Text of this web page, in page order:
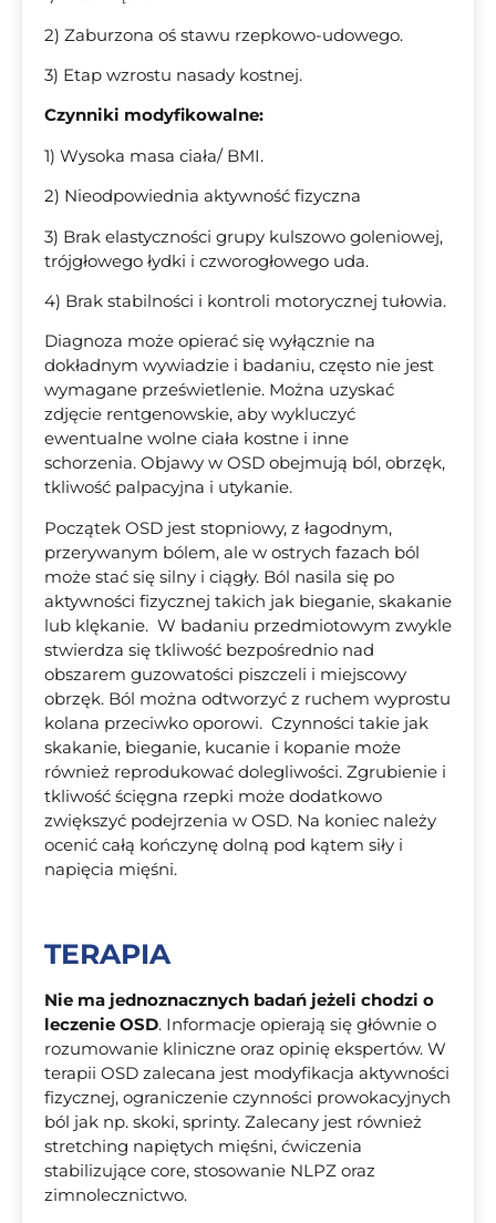
2) Zaburzona oś stawu rzepkowo-udowego.
3) Etap wzrostu nasady kostnej.
Czynniki modyfikowalne:
1) Wysoka masa ciała/ BMI.
2) Nieodpowiednia aktywność fizyczna
3) Brak elastyczności grupy kulszowo goleniowej,
trójgłowego łydki i czworogłowego uda.
4) Brak stabilności i kontroli motorycznej tułowia.
Diagnoza może opierać się wyłącznie na
dokładnym wywiadzie i badaniu, często nie jest
wymagane prześwietlenie. Można uzyskać
zdjęcie rentgenowskie, aby wykluczyć
ewentualne wolne ciała kostne i inne
schorzenia. Objawy w OSD obejmują ból, obrzęk,
tkliwość palpacyjna i utykanie.
Początek OSD jest stopniowy, z łagodnym,
przerywanym bólem, ale w ostrych fazach ból
może stać się silny i ciągły. Ból nasila się po
aktywności fizycznej takich jak bieganie, skakanie
lub klękanie. W badaniu przedmiotowym zwykle
stwierdza się tkliwość bezpośrednio nad
obszarem guzowatości piszczeli i miejscowy
obrzęk. Ból można odtworzyć z ruchem wyprostu
kolana przeciwko oporowi. Czynności takie jak
skakanie, bieganie, kucanie i kopanie może
również reprodukować dolegliwości. Zgrubienie i
tkliwość ścięgna rzepki może dodatkowo
zwiększyć podejrzenia w OSD. Na koniec należy
ocenić całą kończynę dolną pod kątem siły i
napięcia mięśni.
TERAPIA
Nie ma jednoznacznych badań jeżeli chodzi o
leczenie OSD. Informacje opierają się głównie o
rozumowanie kliniczne oraz opinię ekspertów. W
terapii OSD zalecana jest modyfikacja aktywności
fizycznej, ograniczenie czynności prowokacyjnych
ból jak np. skoki, sprinty. Zalecany jest również
stretching napiętych mięśni, ćwiczenia
stabilizujące core, stosowanie NLPZ oraz
zimnolecznictwo.